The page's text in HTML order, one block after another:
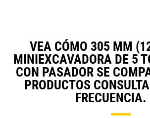
VEA CÓMO 305 MM
MINIEXCAVADORA DE 5
CON PASADOR SE
PRODUCTOS
FRECUENCIA.